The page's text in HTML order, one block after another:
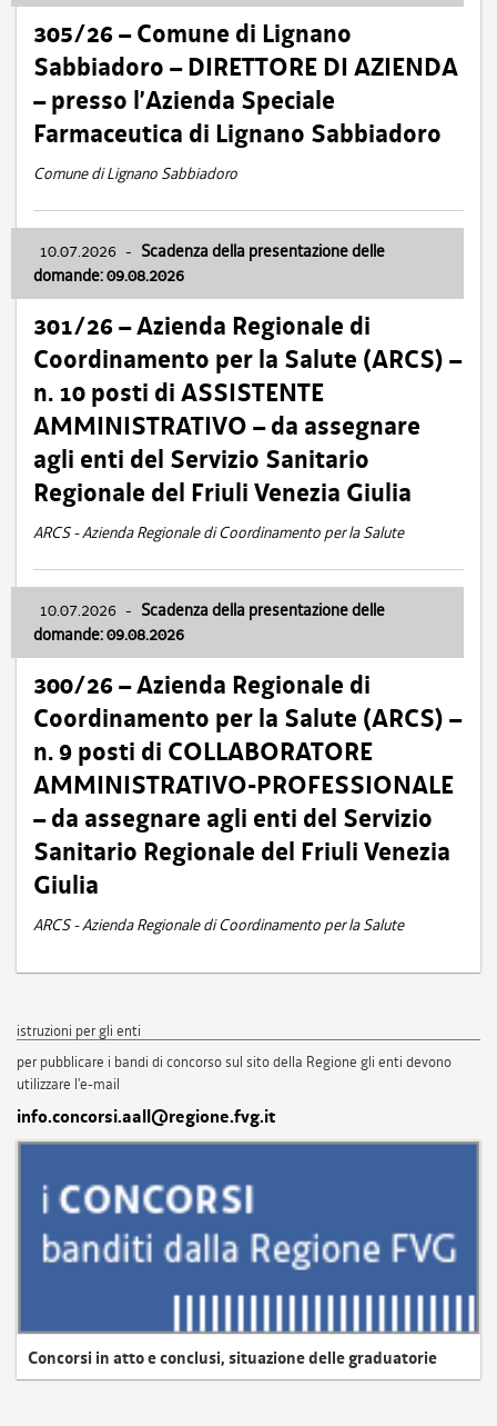
305/26 – Comune di Lignano
Sabbiadoro – DIRETTORE DI AZIENDA
– presso l’Azienda Speciale
Farmaceutica di Lignano Sabbiadoro
Comune di Lignano Sabbiadoro
10.07.2026 - Scadenza della presentazione delle
domande: 09.08.2026
301/26 – Azienda Regionale di
Coordinamento per la Salute (ARCS) –
n. 10 posti di ASSISTENTE
AMMINISTRATIVO – da assegnare
agli enti del Servizio Sanitario
Regionale del Friuli Venezia Giulia
ARCS - Azienda Regionale di Coordinamento per la Salute
10.07.2026 - Scadenza della presentazione delle
domande: 09.08.2026
300/26 – Azienda Regionale di
Coordinamento per la Salute (ARCS) –
n. 9 posti di COLLABORATORE
AMMINISTRATIVO-PROFESSIONALE
– da assegnare agli enti del Servizio
Sanitario Regionale del Friuli Venezia
Giulia
ARCS - Azienda Regionale di Coordinamento per la Salute
istruzioni per gli enti
per pubblicare i bandi di concorso sul sito della Regione gli enti devono
utilizzare l'e-mail
info.concorsi.aall@regione.fvg.it
Concorsi in atto e conclusi, situazione delle graduatorie